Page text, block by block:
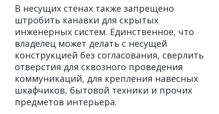
В несущих стенах также запрещено
штробить канавки для скрытых
инженерных систем. Единственное, что
владелец может делать с несущей
конструкцией без согласования, сверлить
отверстия для сквозного проведения
коммуникаций, для крепления навесных
шкафчиков, бытовой техники и прочих
предметов интерьера.